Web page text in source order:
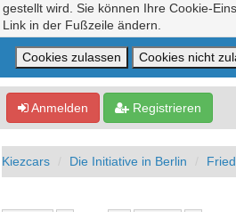
gestellt wird. Sie können Ihre Cookie-
Link in der Fußzeile ändern.
Anmelden Registrieren
Kiezcars Die Initiative in Berlin